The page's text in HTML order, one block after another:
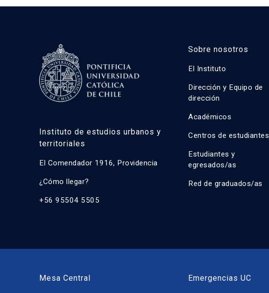
Instituto de estudios urbanos y
territoriales
El Comendador 1916, Providencia
¿Cómo llegar?
+56 95504 5505
Sobre nosotros
El Instituto
Dirección y Equipo de
dirección
Académicos
Centros de estudiantes
Estudiantes y
egresados/as
Red de graduados/as
Mesa Central Emergencias UC